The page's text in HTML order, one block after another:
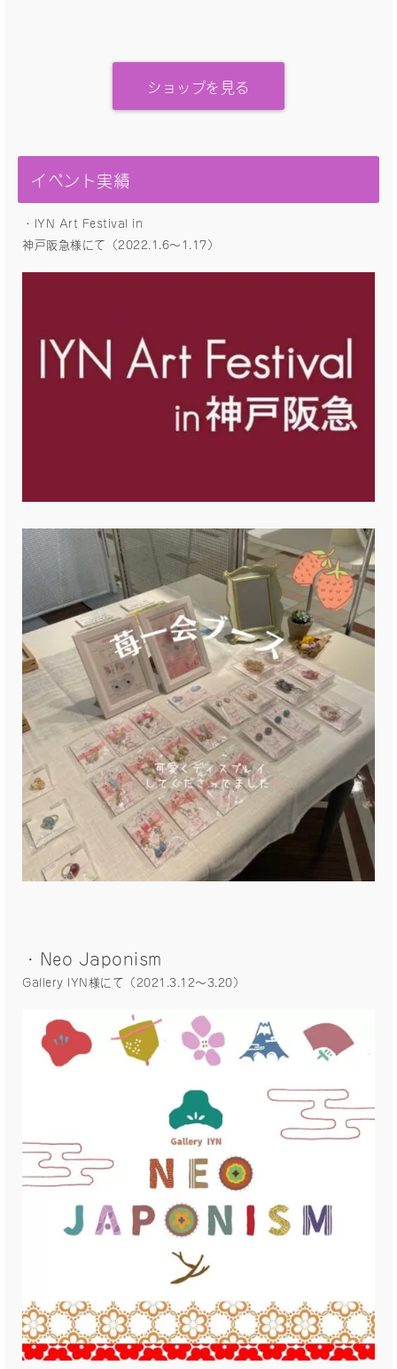
ショップを見る
イベント実績
・IYN Art Festival in
神戸阪急様にて（2022.1.6〜1.17）
・Neo Japonism
Gallery IYN様にて（2021.3.12〜3.20）